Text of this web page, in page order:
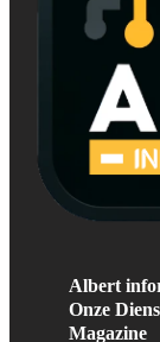
Albert
Onze
Magazine